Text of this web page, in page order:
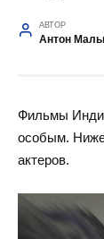
АВТОР
Антон
Фильмы
особым.
актеров.